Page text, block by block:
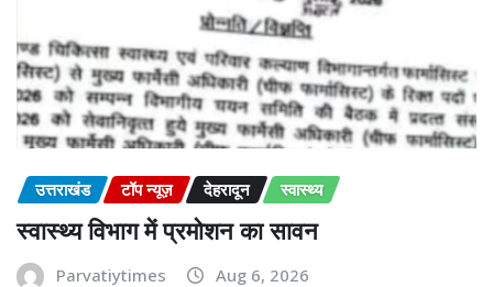
उत्तराखंड टॉप न्यूज़ देहरादून स्वास्थ्य
स्वास्थ्य विभाग में प्रमोशन का सावन
Parvatiytimes Aug 6, 2026